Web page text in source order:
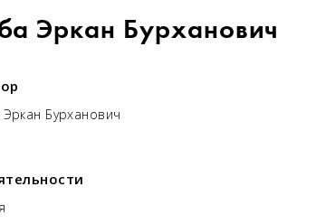
Эркан Бурханович
Бурханович